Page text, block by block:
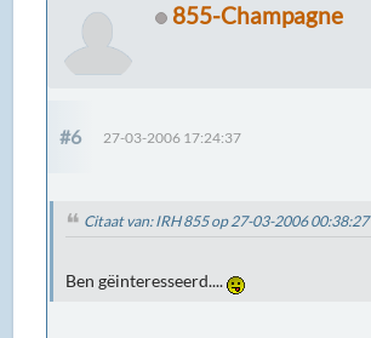
855-Champagne
#6 27-03-2006 17:24:37
Citaat van: IRH 855 op 27-03-2006 00:38:27
Ben gëinteresseerd....